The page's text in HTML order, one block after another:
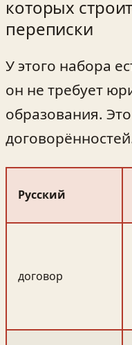
которых
переписки
У этого набора
он не требует
образования.
Русский
договор